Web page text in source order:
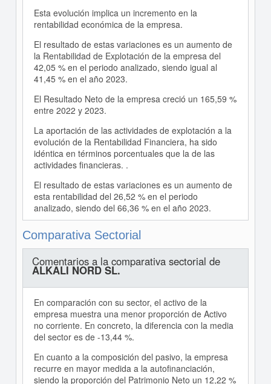
Esta evolución implica un incremento en la
rentabilidad económica de la empresa.
El resultado de estas variaciones es un aumento de
la Rentabilidad de Explotación de la empresa del
42,05 % en el periodo analizado, siendo igual al
41,45 % en el año 2023.
El Resultado Neto de la empresa creció un 165,59 %
entre 2022 y 2023.
La aportación de las actividades de explotación a la
evolución de la Rentabilidad Financiera, ha sido
idéntica en términos porcentuales que la de las
actividades financieras. .
El resultado de estas variaciones es un aumento de
esta rentabilidad del 26,52 % en el periodo
analizado, siendo del 66,36 % en el año 2023.
Comparativa Sectorial
Comentarios a la comparativa sectorial de
ALKALI NORD SL.
En comparación con su sector, el activo de la
empresa muestra una menor proporción de Activo
no corriente. En concreto, la diferencia con la media
del sector es de -13,44 %.
En cuanto a la composición del pasivo, la empresa
recurre en mayor medida a la autofinanciación,
siendo la proporción del Patrimonio Neto un 12,22 %